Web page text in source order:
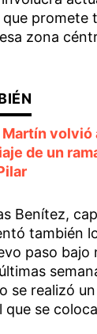
promete
zona
Martín volvió
de un
Benítez,
también
paso bajo
se realizó
que se